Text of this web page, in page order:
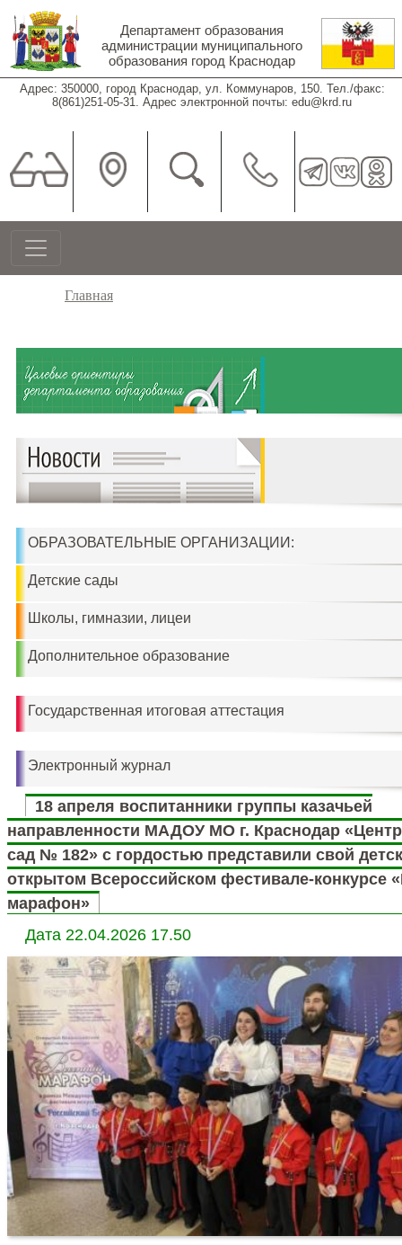
Перейти к основному содержанию
Департамент образования
администрации муниципального
образования город Краснодар
Адрес: 350000, город Краснодар, ул. Коммунаров, 150. Тел./факс:
8(861)251-05-31. Адрес электронной почты: edu@krd.ru
Строка навигации
Главная
ОБРАЗОВАТЕЛЬНЫЕ ОРГАНИЗАЦИИ:
Детские сады
Школы, гимназии, лицеи
Дополнительное образование
Государственная итоговая аттестация
Электронный журнал
18 апреля воспитанники группы казачьей
направленности МАДОУ МО г. Краснодар «Центр
сад № 182» с гордостью представили свой
открытом Всероссийском фестивале-конкурсе
марафон»
Дата добавления материала
Дата 22.04.2026 17.50